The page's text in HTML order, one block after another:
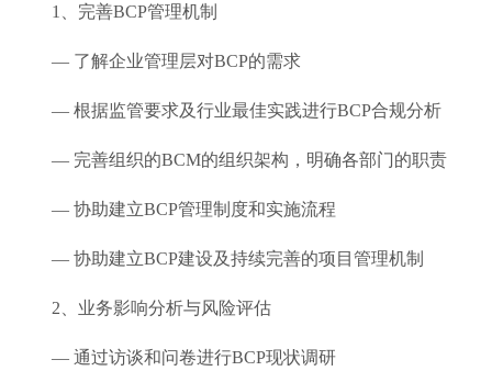
1、完善BCP管理机制
— 了解企业管理层对BCP的需求
— 根据监管要求及行业最佳实践进行BCP合规分析
— 完善组织的BCM的组织架构，明确各部门的职责
— 协助建立BCP管理制度和实施流程
— 协助建立BCP建设及持续完善的项目管理机制
2、业务影响分析与风险评估
— 通过访谈和问卷进行BCP现状调研